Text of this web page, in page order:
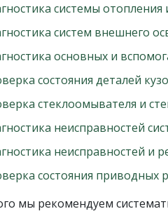
системы
систем внешнего
основных и
состояния деталей
стеклоомывателя и
неисправностей
неисправностей и
состояния приводных
мы рекомендуем